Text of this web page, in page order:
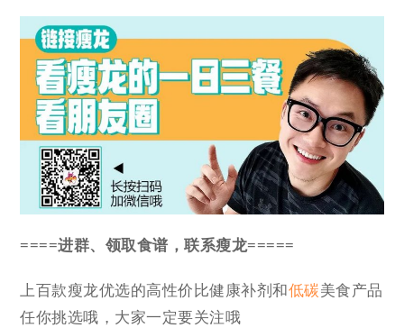
====进群、领取食谱，联系瘦龙=====
上百款瘦龙优选的高性价比健康补剂和低碳美食产品
任你挑选哦，大家一定要关注哦